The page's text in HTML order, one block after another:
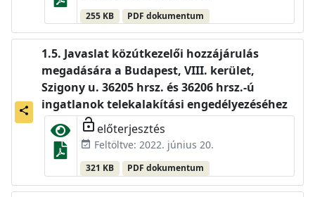
255 KB PDF dokumentum
share
Javaslat közútkezelői hozzájárulás
megadására a Budapest, VIII. kerület,
Szigony u. 36205 hrsz. és 36206 hrsz.-ú
ingatlanok telekalakítási engedélyezéséhez
lock_open előterjesztés
event_available Feltöltve: 2022. június 20.
321 KB PDF dokumentum